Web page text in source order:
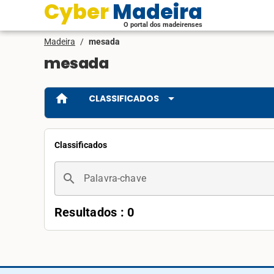
Cyber Madeira
O portal dos madeirenses
Madeira / mesada
mesada
home CLASSIFICADOS arrow_drop_down
Classificados
search Palavra-chave
Resultados : 0